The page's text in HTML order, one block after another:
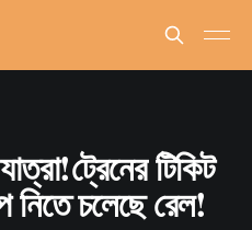
টিকিট
নিতে চলেছে রেল!